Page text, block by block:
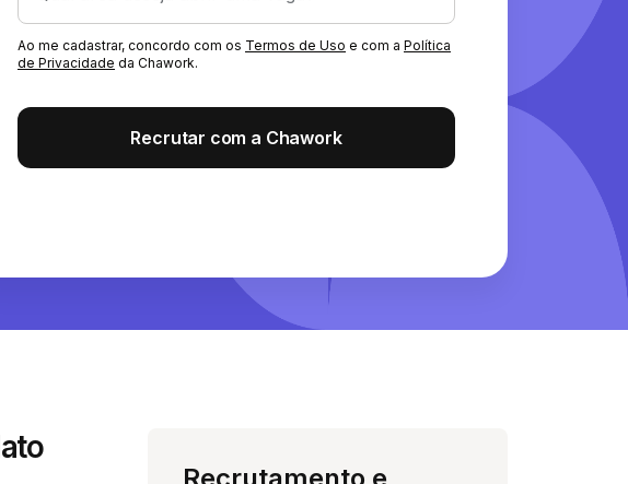
Ao me cadastrar, concordo com os Termos de Uso e com a Política
de Privacidade da Chawork.
Recrutar com a Chawork